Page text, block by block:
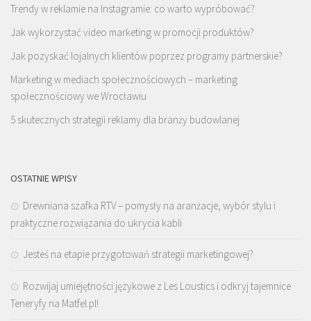
Trendy w reklamie na Instagramie: co warto wypróbować?
Jak wykorzystać video marketing w promocji produktów?
Jak pozyskać lojalnych klientów poprzez programy partnerskie?
Marketing w mediach społecznościowych – marketing
społecznościowy we Wrocławiu
5 skutecznych strategii reklamy dla branży budowlanej
OSTATNIE WPISY
Drewniana szafka RTV – pomysły na aranżacje, wybór stylu i
praktyczne rozwiązania do ukrycia kabli
Jesteś na etapie przygotowań strategii marketingowej?
Rozwijaj umiejętności językowe z Les Loustics i odkryj tajemnice
Teneryfy na Matfel.pl!